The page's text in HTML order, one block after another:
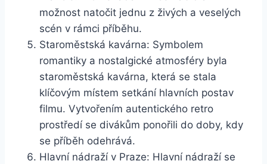
možnost natočit jednu ​z živých a ⁤veselých
scén v⁤ rámci příběhu.
Staroměstská ‍kavárna: ⁢Symbolem
⁢romantiky a nostalgické atmosféry byla
staroměstská ⁤kavárna, která se stala⁤
klíčovým místem setkání hlavních postav
filmu. ‌Vytvořením autentického retro
prostředí se⁤ divákům ponořili do⁣ doby, kdy
se příběh odehrává.
Hlavní nádraží v ⁢Praze: Hlavní nádraží se